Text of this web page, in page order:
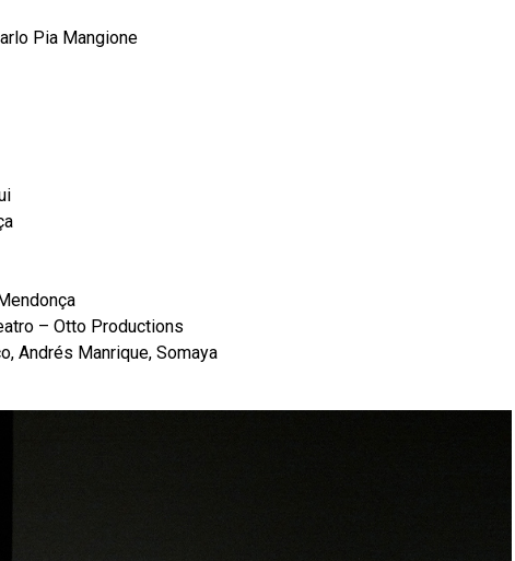
Pia Mangione
– Otto Productions
Andrés Manrique, Somaya